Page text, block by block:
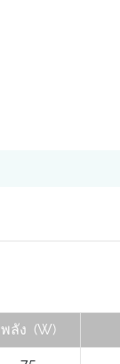
พลัง (W)